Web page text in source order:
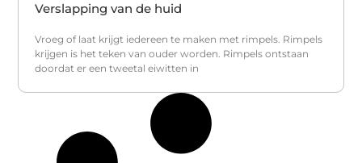
Verslapping van de huid
Vroeg of laat krijgt iedereen te maken met rimpels. Rimpels
krijgen is het teken van ouder worden. Rimpels ontstaan
doordat er een tweetal eiwitten in